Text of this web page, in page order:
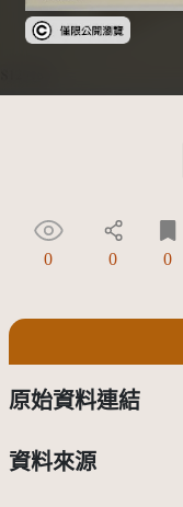
受著作權
0 0 0
原始資料連結
資料來源